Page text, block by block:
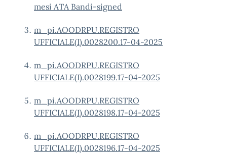
mesi ATA Bandi-signed
m_pi.AOODRPU.REGISTRO
UFFICIALE(I).0028200.17-04-2025
m_pi.AOODRPU.REGISTRO
UFFICIALE(I).0028199.17-04-2025
m_pi.AOODRPU.REGISTRO
UFFICIALE(I).0028198.17-04-2025
m_pi.AOODRPU.REGISTRO
UFFICIALE(I).0028196.17-04-2025